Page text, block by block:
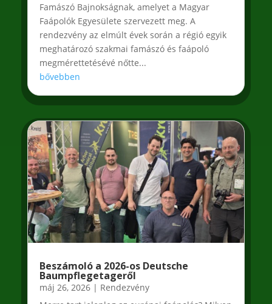
Famászó Bajnokságnak, amelyet a Magyar
Faápolók Egyesülete szervezett meg. A
rendezvény az elmúlt évek során a régió egyik
meghatározó szakmai famászó és faápoló
megmérettetésévé nőtte...
bővebben
Beszámoló a 2026-os Deutsche
Baumpflegetageről
máj 26, 2026| Rendezvény